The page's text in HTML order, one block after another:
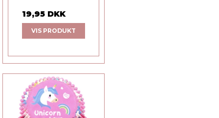
19,95 DKK
VIS PRODUKT